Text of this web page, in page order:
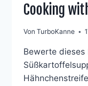
Cooking
Von TurboKanne
Bewerte dieses